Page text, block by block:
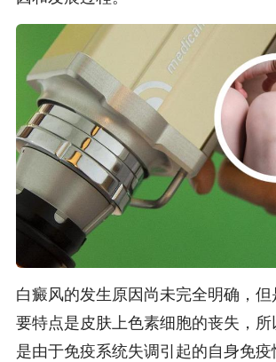
白癜风的发生原因尚未完全明确，
要特点是皮肤上色素细胞的丧失，
是由于免疫系统失调引起的自身免